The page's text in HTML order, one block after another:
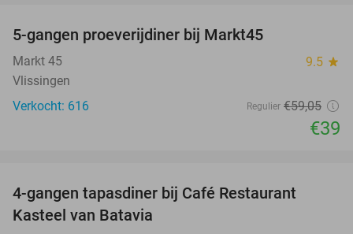
5-gangen proeverijdiner bij Markt45
Markt 45 9.5 star
Vlissingen
Verkocht: 616
Regulier €59,05
€39
4-gangen tapasdiner bij Café Restaurant
Kasteel van Batavia